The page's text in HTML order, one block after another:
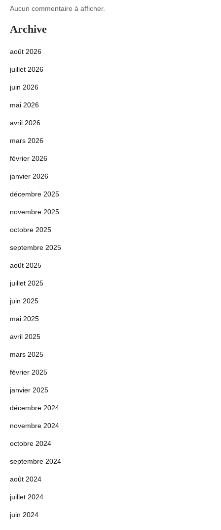
Aucun commentaire à afficher.
Archive
août 2026
juillet 2026
juin 2026
mai 2026
avril 2026
mars 2026
février 2026
janvier 2026
décembre 2025
novembre 2025
octobre 2025
septembre 2025
août 2025
juillet 2025
juin 2025
mai 2025
avril 2025
mars 2025
février 2025
janvier 2025
décembre 2024
novembre 2024
octobre 2024
septembre 2024
août 2024
juillet 2024
juin 2024